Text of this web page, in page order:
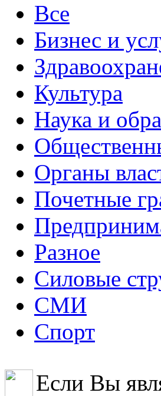
Все
Бизнес и
Культура
Наука и
Органы
Почетные
Разное
Силовые
СМИ
Спорт
Если Вы